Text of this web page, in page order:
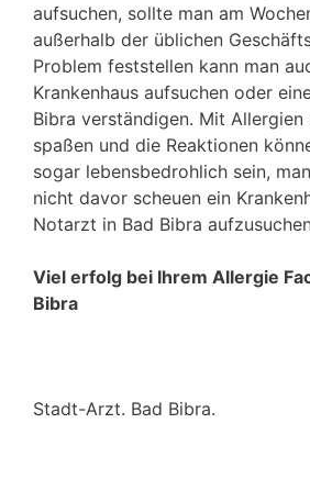
aufsuchen, sollte man am
außerhalb der üblichen
Problem feststellen kann man
Krankenhaus aufsuchen oder
Bibra verständigen. Mit
spaßen und die Reaktionen
sogar lebensbedrohlich sein,
nicht davor scheuen ein
Notarzt in Bad Bibra
Viel erfolg bei Ihrem Allergie
Bibra
Stadt-Arzt. Bad Bibra.